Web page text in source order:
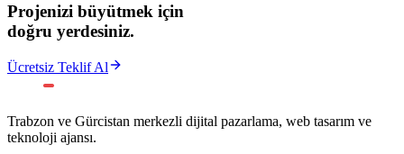
Projenizi büyütmek için
doğru yerdesiniz.
Ücretsiz Teklif Al
Trabzon ve Gürcistan merkezli dijital pazarlama, web tasarım ve
teknoloji ajansı.